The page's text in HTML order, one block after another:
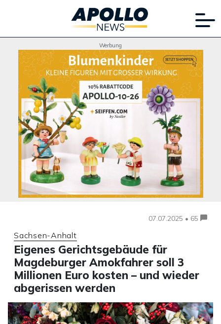
Werbung
07.07.2025 • 65
Sachsen-Anhalt
Eigenes Gerichtsgebäude für
Magdeburger Amokfahrer soll 3
Millionen Euro kosten – und wieder
abgerissen werden